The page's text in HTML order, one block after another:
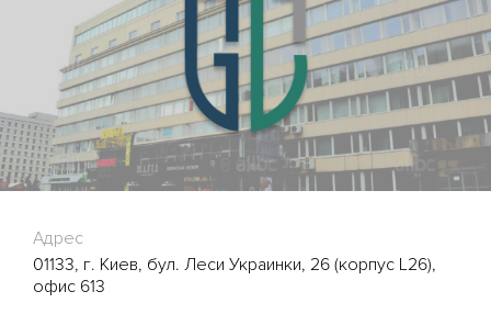
Адрес
01133, г. Киев, бул. Леси Украинки, 26 (корпус L26),
офис 613